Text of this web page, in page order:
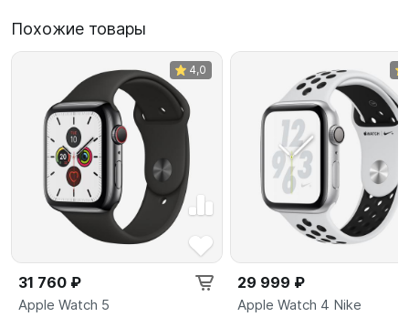
Похожие товары
4,0
31 760 ₽
Apple Watch 5
29 999 ₽
Apple Watch 4 Nike